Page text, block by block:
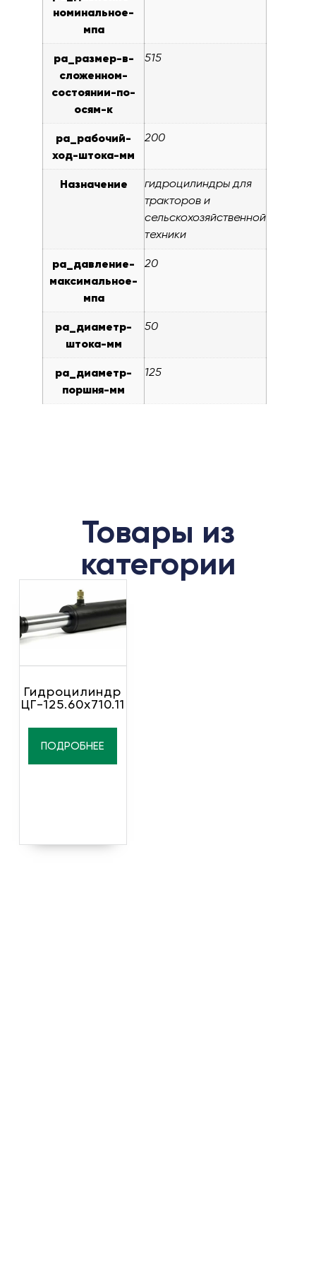
номинальное-
мпа
pa_размер-в-
сложенном-
состоянии-по-
осям-к
515
pa_рабочий-
ход-штока-мм
200
Назначение
гидроцилиндры для
тракторов и
сельскохозяйственной
техники
pa_давление-
максимальное-
мпа
20
pa_диаметр-
штока-мм
50
pa_диаметр-
поршня-мм
125
Товары из
категории
Гидроцилиндр
ЦГ-125.60х710.11
ПОДРОБНЕЕ